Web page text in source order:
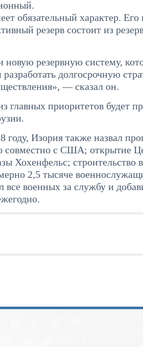
обязательный характер. Его
резерв состоит из
новую резервную систему,
долгосрочную
— сказал он.
главных приоритетов будет
Изория также назвал
совместно с США; открытие
Хохенфельс; строительство
2,5 тысяче
все военных за службу и